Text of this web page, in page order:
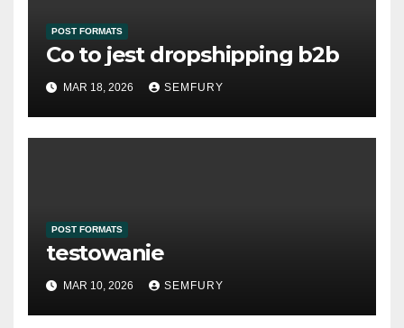
POST FORMATS
Co to jest dropshipping b2b
MAR 18, 2026 SEMFURY
POST FORMATS
testowanie
MAR 10, 2026 SEMFURY